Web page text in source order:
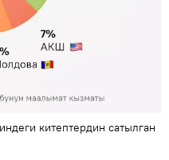
китептердин сатылган